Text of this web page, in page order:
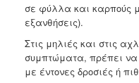
σε φύλλα και καρπούς
εξανθήσεις).
Στις μηλιές και στις
συμπτώματα, πρέπει να
με έντονες δροσιές ή